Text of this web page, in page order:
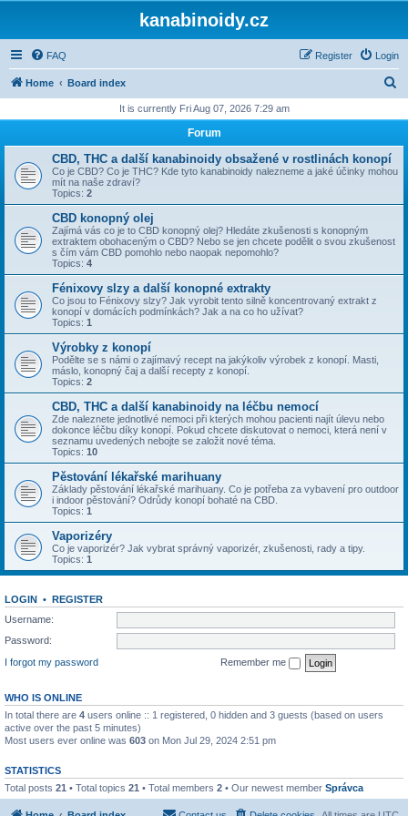
kanabinoidy.cz
FAQ Login
Register
Home Board index
r
It is currently Fri Aug 07, 2026 7:29 am
Forum
CBD, THC a další kanabinoidy obsažené v rostlinách konopí
Co je CBD? Co je THC? Kde tyto kanabinoidy nalezneme a jaké účinky mohou
mít na naše zdraví?
Topics: 2
CBD konopný olej
Zajímá vás co je to CBD konopný olej? Hledáte zkušenosti s konopným
extraktem obohaceným o CBD? Nebo se jen chcete podělit o svou zkušenost
s čím vám CBD pomohlo nebo naopak nepomohlo?
Topics: 4
Fénixovy slzy a další konopné extrakty
Co jsou to Fénixovy slzy? Jak vyrobit tento silně koncentrovaný extrakt z
konopí v domácích podmínkách? Jak a na co ho užívat?
Topics: 1
Výrobky z konopí
Podělte se s námi o zajímavý recept na jakýkoliv výrobek z konopí. Masti,
máslo, konopný čaj a další recepty z konopí.
Topics: 2
CBD, THC a další kanabinoidy na léčbu nemocí
Zde naleznete jednotlivé nemoci při kterých mohou pacienti najít úlevu nebo
dokonce léčbu díky konopí. Pokud chcete diskutovat o nemoci, která není v
seznamu uvedených nebojte se založit nové téma.
Topics: 10
Pěstování lékařské marihuany
Základy pěstování lékařské marihuany. Co je potřeba za vybavení pro outdoor
i indoor pěstování? Odrůdy konopí bohaté na CBD.
Topics: 1
Vaporizéry
Co je vaporizér? Jak vybrat správný vaporizér, zkušenosti, rady a tipy.
Topics: 1
LOGIN • REGISTER
Username:
Password:
I forgot my password
Remember me
WHO IS ONLINE
In total there are 4 users online :: 1 registered, 0 hidden and 3 guests (based on users
active over the past 5 minutes)
Most users ever online was 603 on Mon Jul 29, 2024 2:51 pm
STATISTICS
Total posts 21 • Total topics 21 • Total members 2 • Our newest member Správca